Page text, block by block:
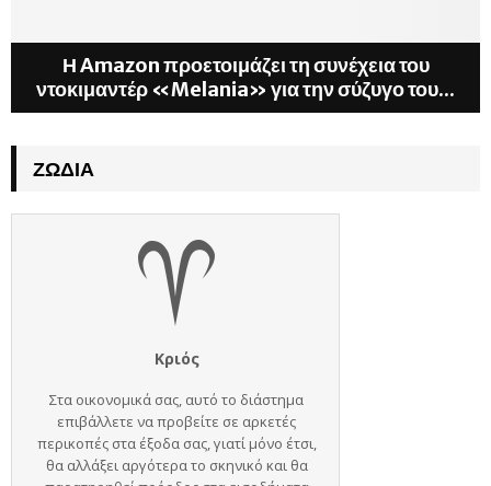
Η Amazon προετοιμάζει τη συνέχεια του
ντοκιμαντέρ «Melania» για την σύζυγο του...
ΖΏΔΙΑ